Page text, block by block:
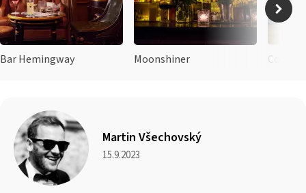
Bar Hemingway Moonshiner
Martin Všechovský
15.9.2023